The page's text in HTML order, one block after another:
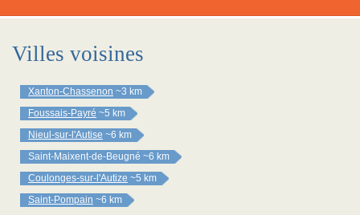
Villes voisines
Xanton-Chassenon ~3 km
Foussais-Payré ~5 km
Nieul-sur-l'Autise ~6 km
Saint-Maixent-de-Beugné ~6 km
Coulonges-sur-l'Autize ~5 km
Saint-Pompain ~6 km